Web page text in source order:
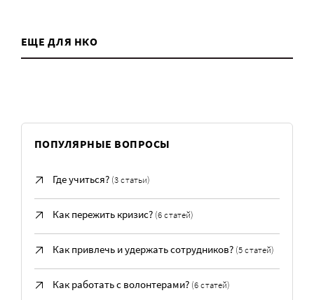
ЕЩЕ ДЛЯ НКО
ПОПУЛЯРНЫЕ ВОПРОСЫ
Где учиться? (3 статьи)
Как пережить кризис? (6 статей)
Как привлечь и удержать сотрудников? (5 статей)
Как работать с волонтерами? (6 статей)